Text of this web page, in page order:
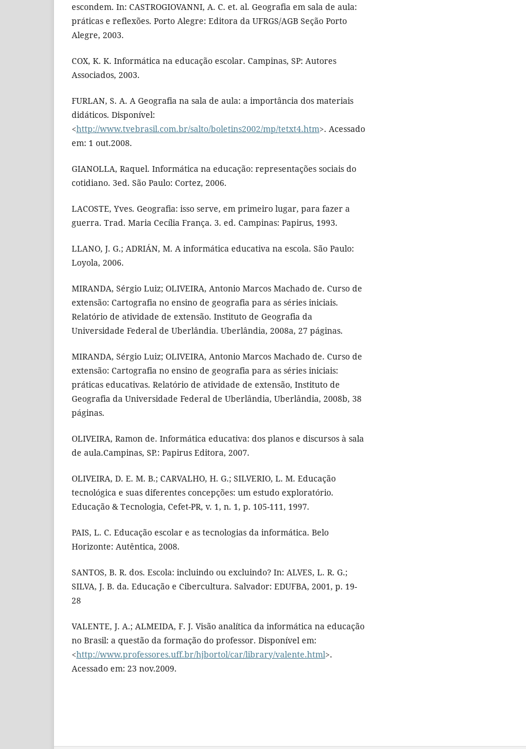
escondem. In: CASTROGIOVANNI, A. C. et. al. Geografia em sala de aula:
práticas e reflexões. Porto Alegre: Editora da UFRGS/AGB Seção Porto
Alegre, 2003.
COX, K. K. Informática na educação escolar. Campinas, SP: Autores
Associados, 2003.
FURLAN, S. A. A Geografia na sala de aula: a importância dos materiais
didáticos. Disponível:
<http://www.tvebrasil.com.br/salto/boletins2002/mp/tetxt4.htm>. Acessado
em: 1 out.2008.
GIANOLLA, Raquel. Informática na educação: representações sociais do
cotidiano. 3ed. São Paulo: Cortez, 2006.
LACOSTE, Yves. Geografia: isso serve, em primeiro lugar, para fazer a
guerra. Trad. Maria Cecília França. 3. ed. Campinas: Papirus, 1993.
LLANO, J. G.; ADRIÁN, M. A informática educativa na escola. São Paulo:
Loyola, 2006.
MIRANDA, Sérgio Luiz; OLIVEIRA, Antonio Marcos Machado de. Curso de
extensão: Cartografia no ensino de geografia para as séries iniciais.
Relatório de atividade de extensão. Instituto de Geografia da
Universidade Federal de Uberlândia. Uberlândia, 2008a, 27 páginas.
MIRANDA, Sérgio Luiz; OLIVEIRA, Antonio Marcos Machado de. Curso de
extensão: Cartografia no ensino de geografia para as séries iniciais:
práticas educativas. Relatório de atividade de extensão, Instituto de
Geografia da Universidade Federal de Uberlândia, Uberlândia, 2008b, 38
páginas.
OLIVEIRA, Ramon de. Informática educativa: dos planos e discursos à sala
de aula.Campinas, SP.: Papirus Editora, 2007.
OLIVEIRA, D. E. M. B.; CARVALHO, H. G.; SILVERIO, L. M. Educação
tecnológica e suas diferentes concepções: um estudo exploratório.
Educação & Tecnologia, Cefet-PR, v. 1, n. 1, p. 105-111, 1997.
PAIS, L. C. Educação escolar e as tecnologias da informática. Belo
Horizonte: Autêntica, 2008.
SANTOS, B. R. dos. Escola: incluindo ou excluindo? In: ALVES, L. R. G.;
SILVA, J. B. da. Educação e Cibercultura. Salvador: EDUFBA, 2001, p. 19-
28
VALENTE, J. A.; ALMEIDA, F. J. Visão analítica da informática na educação
no Brasil: a questão da formação do professor. Disponível em:
<http://www.professores.uff.br/hjbortol/car/library/valente.html>.
Acessado em: 23 nov.2009.